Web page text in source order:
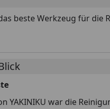
beste Werkzeug für die
YAKINIKU war die